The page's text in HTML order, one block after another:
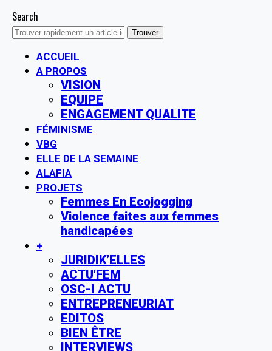
Search
ACCUEIL
A PROPOS
VISION
EQUIPE
ENGAGEMENT QUALITE
FÉMINISME
VBG
ELLE DE LA SEMAINE
ALAFIA
PROJETS
Femmes En Ecojogging
Violence faites aux femmes
handicapées
+
JURIDIK’ELLES
ACTU’FEM
OSC-I ACTU
ENTREPRENEURIAT
EDITOS
BIEN ÊTRE
INTERVIEWS